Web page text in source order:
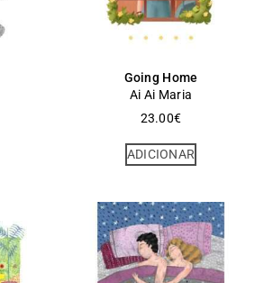
Going Home
Ai Ai Maria
23.00€
ADICIONAR